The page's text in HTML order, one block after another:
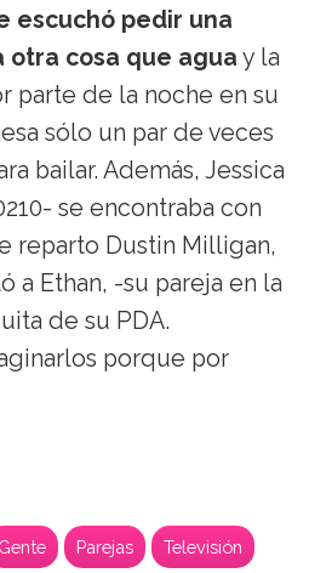
escuchó pedir una
otra cosa que agua y la
parte de la noche en su
sólo un par de veces
bailar. Además, Jessica
se encontraba con
reparto Dustin Milligan,
a Ethan, -su pareja en la
de su PDA.
porque por
Gente Parejas Televisión